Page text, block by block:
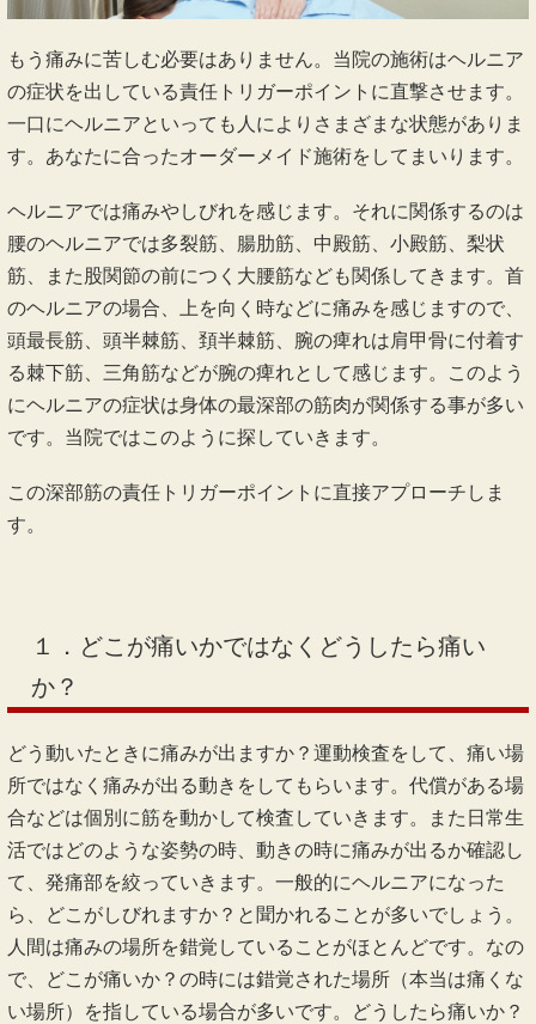
もう痛みに苦しむ必要はありません。当院の施術はヘルニア
の症状を出している責任トリガーポイントに直撃させます。
一口にヘルニアといっても人によりさまざまな状態がありま
す。あなたに合ったオーダーメイド施術をしてまいります。
ヘルニアでは痛みやしびれを感じます。それに関係するのは
腰のヘルニアでは多裂筋、腸肋筋、中殿筋、小殿筋、梨状
筋、また股関節の前につく大腰筋なども関係してきます。首
のヘルニアの場合、上を向く時などに痛みを感じますので、
頭最長筋、頭半棘筋、頚半棘筋、腕の痺れは肩甲骨に付着す
る棘下筋、三角筋などが腕の痺れとして感じます。このよう
にヘルニアの症状は身体の最深部の筋肉が関係する事が多い
です。当院ではこのように探していきます。
この深部筋の責任トリガーポイントに直接アプローチしま
す。
１．どこが痛いかではなくどうしたら痛い
か？
どう動いたときに痛みが出ますか？運動検査をして、痛い場
所ではなく痛みが出る動きをしてもらいます。代償がある場
合などは個別に筋を動かして検査していきます。また日常生
活ではどのような姿勢の時、動きの時に痛みが出るか確認し
て、発痛部を絞っていきます。一般的にヘルニアになった
ら、どこがしびれますか？と聞かれることが多いでしょう。
人間は痛みの場所を錯覚していることがほとんどです。なの
で、どこが痛いか？の時には錯覚された場所（本当は痛くな
い場所）を指している場合が多いです。どうしたら痛いか？